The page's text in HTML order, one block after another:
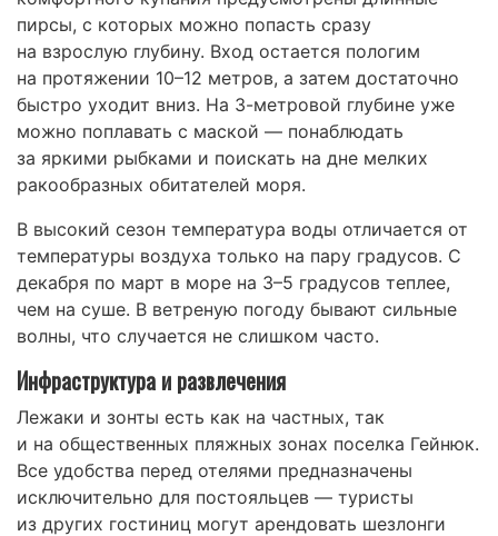
пирсы, с которых можно попасть сразу
на взрослую глубину. Вход остается пологим
на протяжении 10–12 метров, а затем достаточно
быстро уходит вниз. На 3-метровой глубине уже
можно поплавать с маской — понаблюдать
за яркими рыбками и поискать на дне мелких
ракообразных обитателей моря.
В высокий сезон температура воды отличается от
температуры воздуха только на пару градусов. С
декабря по март в море на 3–5 градусов теплее,
чем на суше. В ветреную погоду бывают сильные
волны, что случается не слишком часто.
Инфраструктура и развлечения
Лежаки и зонты есть как на частных, так
и на общественных пляжных зонах поселка Гейнюк.
Все удобства перед отелями предназначены
исключительно для постояльцев — туристы
из других гостиниц могут арендовать шезлонги